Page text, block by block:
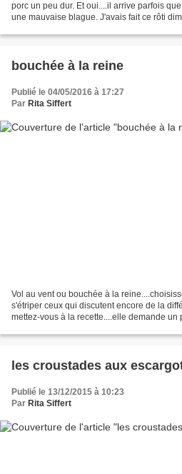
porc un peu dur. Et oui....il arrive parfois
une mauvaise blague. J'avais fait ce rôti
bouchée à la reine
Publié le 04/05/2016 à 17:27
Par Rita Siffert
Vol au vent ou bouchée à la
s'étriper ceux qui discutent encore de la
mettez-vous à la recette....elle demande un
les croustades aux
Publié le 13/12/2015 à 10:23
Par Rita Siffert